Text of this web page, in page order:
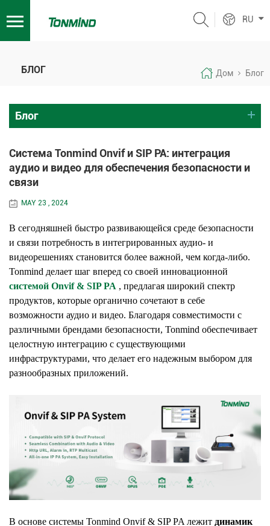
RU
БЛОГ Дом Блог
Блог
Система Tonmind Onvif и SIP PA: интеграция
аудио и видео для обеспечения безопасности и
связи
MAY 23 , 2024
В сегодняшней быстро развивающейся среде безопасности
и связи потребность в интегрированных аудио- и
видеорешениях становится более важной, чем когда-либо.
Tonmind делает шаг вперед со своей инновационной
системой Onvif & SIP PA , предлагая широкий спектр
продуктов, которые органично сочетают в себе
возможности аудио и видео. Благодаря совместимости с
различными брендами безопасности, Tonmind обеспечивает
целостную интеграцию с существующими
инфраструктурами, что делает его надежным выбором для
разнообразных приложений.
В основе системы Tonmind Onvif & SIP PA лежит динамик